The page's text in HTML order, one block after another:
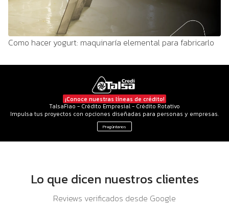
Como hacer yogurt: maquinaría elemental para fabricarlo
¡Conoce nuestras líneas de crédito!
TalsaFiao - Crédito Empresial - Crédito Rotativo
Impulsa tus proyectos con opciones diseñadas para personas y empresas.
Pregúntanos
Lo que dicen nuestros clientes
Reviews verificados desde Google